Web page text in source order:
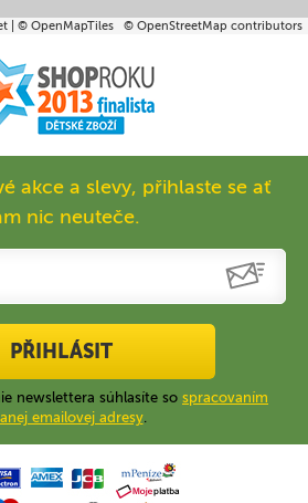
© OpenMapTiles © OpenStreetMap contributors
akce a slevy, přihlaste se ať
nic neuteče.
PŘIHLÁSIT
newslettera súhlasíte so spracovaním
emailovej adresy.